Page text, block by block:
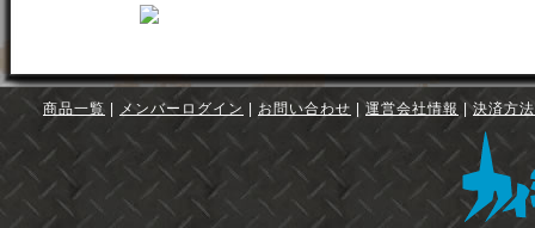
商品一覧 メンバーログイン お問い合わせ |運営会社情報 |決済方